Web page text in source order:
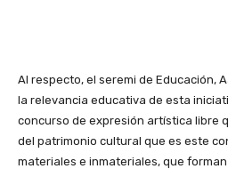
Al respecto, el seremi de Educación,
la relevancia educativa de esta
concurso de expresión artística libre
del patrimonio cultural que es este
materiales e inmateriales, que